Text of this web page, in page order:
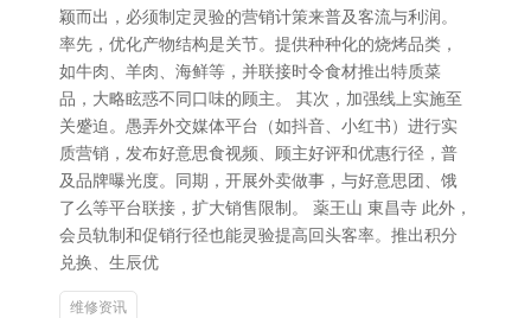
颖而出，必须制定灵验的营销计策来普及客流与利润。
率先，优化产物结构是关节。提供种种化的烧烤品类，
如牛肉、羊肉、海鲜等，并联接时令食材推出特质菜
品，大略眩惑不同口味的顾主。 其次，加强线上实施至
关蹙迫。愚弄外交媒体平台（如抖音、小红书）进行实
质营销，发布好意思食视频、顾主好评和优惠行径，普
及品牌曝光度。同期，开展外卖做事，与好意思团、饿
了么等平台联接，扩大销售限制。 薬王山 東昌寺 此外，
会员轨制和促销行径也能灵验提高回头客率。推出积分
兑换、生辰优
维修资讯